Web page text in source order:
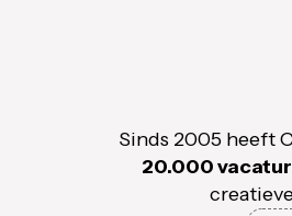
Sinds 2005 heeft
20.000